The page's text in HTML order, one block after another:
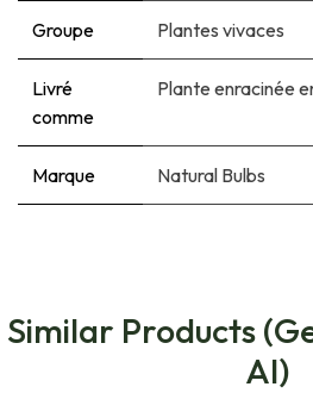
Groupe Plantes vivaces
Livré
comme
Plante enracinée
Marque Natural Bulbs
Similar Products
AI)